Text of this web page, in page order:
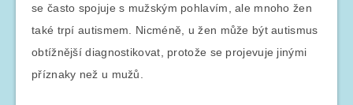
se často spojuje s mužským pohlavím, ale mnoho žen
také trpí autismem. Nicméně, u žen může být autismus
obtížnější diagnostikovat, protože se projevuje jinými
příznaky než u mužů.